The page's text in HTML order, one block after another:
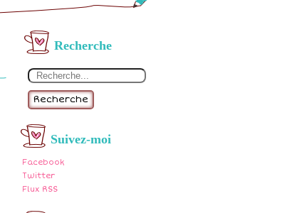
Recherche
Recherche
Suivez-moi
Facebook
Twitter
Flux RSS